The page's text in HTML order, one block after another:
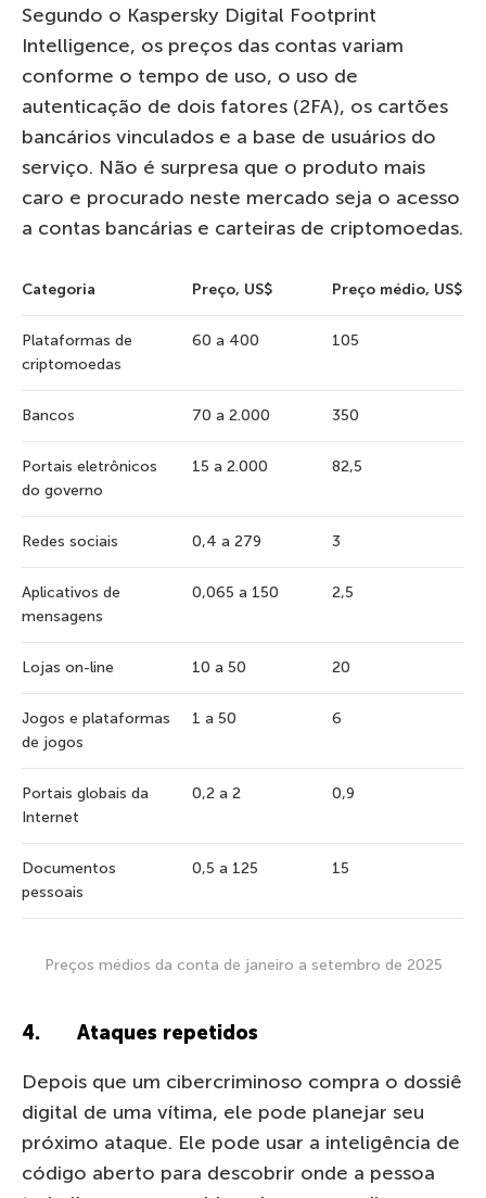
Segundo o Kaspersky Digital Footprint
Intelligence, os preços das contas variam
conforme o tempo de uso, o uso de
autenticação de dois fatores (2FA), os cartões
bancários vinculados e a base de usuários do
serviço. Não é surpresa que o produto mais
caro e procurado neste mercado seja o acesso
a contas bancárias e carteiras de criptomoedas.
Categoria Preço, US$ Preço médio, US$
Plataformas de
criptomoedas
60 a 400 105
Bancos 70 a 2.000 350
Portais eletrônicos
do governo
15 a 2.000 82,5
Redes sociais 0,4 a 279 3
Aplicativos de
mensagens
0,065 a 150 2,5
Lojas on-line 10 a 50 20
Jogos e plataformas
de jogos
1 a 50 6
Portais globais da
Internet
0,2 a 2 0,9
Documentos
pessoais
0,5 a 125 15
Preços médios da conta de janeiro a setembro de 2025
4. Ataques repetidos
Depois que um cibercriminoso compra o dossiê
digital de uma vítima, ele pode planejar seu
próximo ataque. Ele pode usar a inteligência de
código aberto para descobrir onde a pessoa